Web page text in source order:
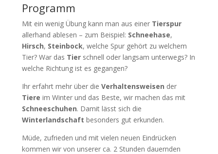
Programm
Mit ein wenig Übung kann man aus einer Tierspur
allerhand ablesen – zum Beispiel: Schneehase,
Hirsch, Steinbock, welche Spur gehört zu welchem
Tier? War das Tierschnell oder langsam unterwegs? In
welche Richtung ist es gegangen?
Ihr erfahrt mehr über die Verhaltensweisen der
Tiere im Winter und das Beste, wir machen das mit
Schneeschuhen. Damit lässt sich die
Winterlandschaft besonders gut erkunden.
Müde, zufrieden und mit vielen neuen Eindrücken
kommen wir von unserer ca. 2 Stunden dauernden